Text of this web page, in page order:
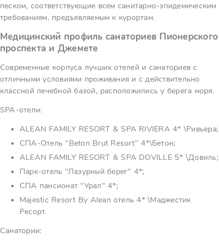
песком, соответствующие всем санитарно-эпидемическим
требованиям, предъявляемым к курортам.
Медицинский профиль санаториев Пионерского
проспекта и Джемете
Современные корпуса лучших отелей и санаториев с
отличными условиями проживания и с действительно
классной лечебной базой, расположились у берега моря.
SPA-отели:
ALEAN FAMILY RESORT & SPA RIVIERA 4* \Ривьера;
СПА-Отель "Beton Brut Resort" 4*\Бетон;
ALEAN FAMILY RESORT & SPA DOVILLE 5* \Довиль;
Парк-отель "Лазурный берег" 4*;
СПА пансионат "Урал" 4*;
Majestic Resort By Alean отель 4* \Маджестик
Ресорт.
Санатории: